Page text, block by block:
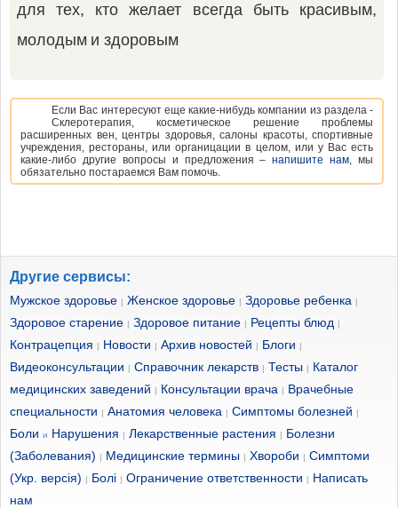
для тех, кто желает всегда быть красивым,
молодым и здоровым
Если Вас интересуют еще какие-нибудь компании из раздела -
Склеротерапия, косметическое решение проблемы
расширенных вен, центры здоровья, салоны красоты, спортивные
учреждения, рестораны, или органицации в целом, или у Вас есть
какие-либо другие вопросы и предложения –напишите нам, мы
обязательно постараемся Вам помочь.
Другие сервисы:
Мужское здоровье | Женское здоровье | Здоровье ребенка |
Здоровое старение | Здоровое питание | Рецепты блюд |
Контрацепция | Новости | Архив новостей | Блоги |
Видеоконсультации | Справочник лекарств | Тесты | Каталог
медицинских заведений | Консультации врача | Врачебные
специальности | Анатомия человека | Симптомы болезней |
Боли и Нарушения | Лекарственные растения | Болезни
(Заболевания) | Медицинские термины | Хвороби | Симптоми
(Укр. версія) | Болі | Ограничение ответственности | Написать
нам